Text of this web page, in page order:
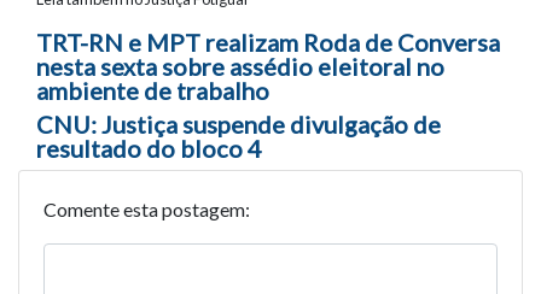
Navegação entre posts
TRT-RN e MPT realizam Roda de Conversa
nesta sexta sobre assédio eleitoral no
ambiente de trabalho
CNU: Justiça suspende divulgação de
resultado do bloco 4
Comente esta postagem: